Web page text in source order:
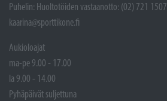
Puhelin: Huoltotöiden vastaanotto: (02) 721 1507
kaarina@sporttikone.fi
Aukioloajat
ma-pe 9.00 - 17.00
la 9.00 - 14.00
Pyhäpäivät suljettuna